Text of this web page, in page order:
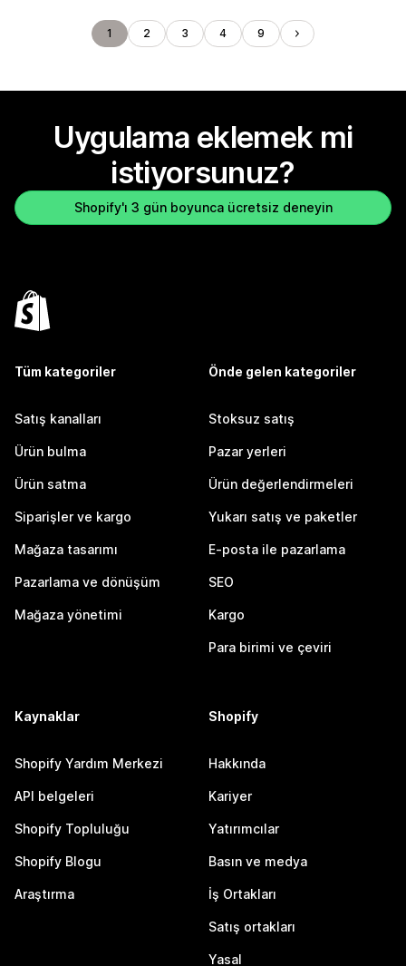
1 2 3 4 9
Uygulama eklemek mi
istiyorsunuz?
Shopify'ı 3 gün boyunca ücretsiz deneyin
Tüm kategoriler
Satış kanalları
Ürün bulma
Ürün satma
Siparişler ve kargo
Mağaza tasarımı
Pazarlama ve dönüşüm
Mağaza yönetimi
Önde gelen kategoriler
Stoksuz satış
Pazar yerleri
Ürün değerlendirmeleri
Yukarı satış ve paketler
E-posta ile pazarlama
SEO
Kargo
Para birimi ve çeviri
Kaynaklar
Shopify Yardım Merkezi
API belgeleri
Shopify Topluluğu
Shopify Blogu
Araştırma
Shopify
Hakkında
Kariyer
Yatırımcılar
Basın ve medya
İş Ortakları
Satış ortakları
Yasal